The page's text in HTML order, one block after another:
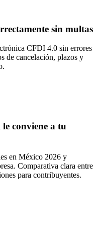
sin multas
CFDI 4.0 sin errores
de cancelación, plazos y
le conviene a tu
en México 2026 y
Comparativa clara entre
para contribuyentes.